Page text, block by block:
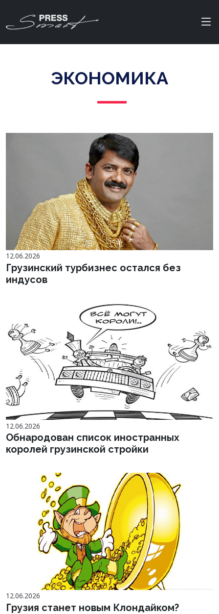
ЭКОНОМИКА
12.06.2026
Грузинский турбизнес остался без
индусов
12.06.2026
Обнародован список иностранных
королей грузинской стройки
12.06.2026
Грузия станет новым Клондайком?